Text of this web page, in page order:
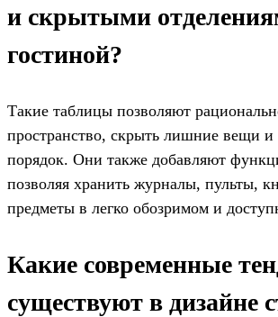
и скрытыми
гостиной?
Такие таблицы позволяют
пространство, скрыть лишние вещи и
порядок. Они также добавляют
позволяя хранить журналы, пульты,
предметы в легко обозримом и
Какие современные
существуют в дизайне